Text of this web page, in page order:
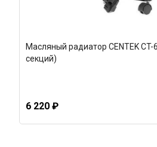
Масляный радиатор CENTEK
секций)
6 220 ₽